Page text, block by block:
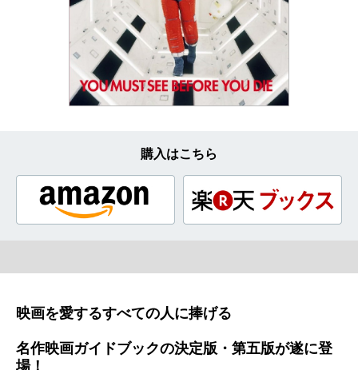
購入はこちら
映画を愛するすべての人に捧げる
名作映画ガイドブックの決定版・第五版が遂に登
場！